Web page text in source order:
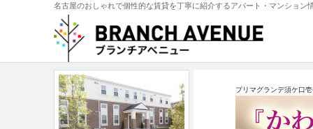
名古屋のおしゃれで個性的な賃貸を丁寧に紹介するアパート・マンション
プリマグランデ須ケ口